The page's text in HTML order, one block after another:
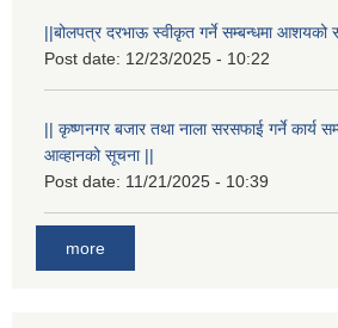
||बोलपत्र दरभाऊ स्वीकृत गर्ने सम्बन्धमा आशयको
Post date: 12/23/2025 - 10:22
|| कृष्णनगर बजार तथा नाला सरसफाई गर्ने कार्य
आव्हानको सूचना ||
Post date: 11/21/2025 - 10:39
more